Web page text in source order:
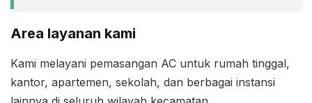
Area layanan kami
Kami melayani pemasangan AC untuk rumah tinggal,
kantor, apartemen, sekolah, dan berbagai instansi